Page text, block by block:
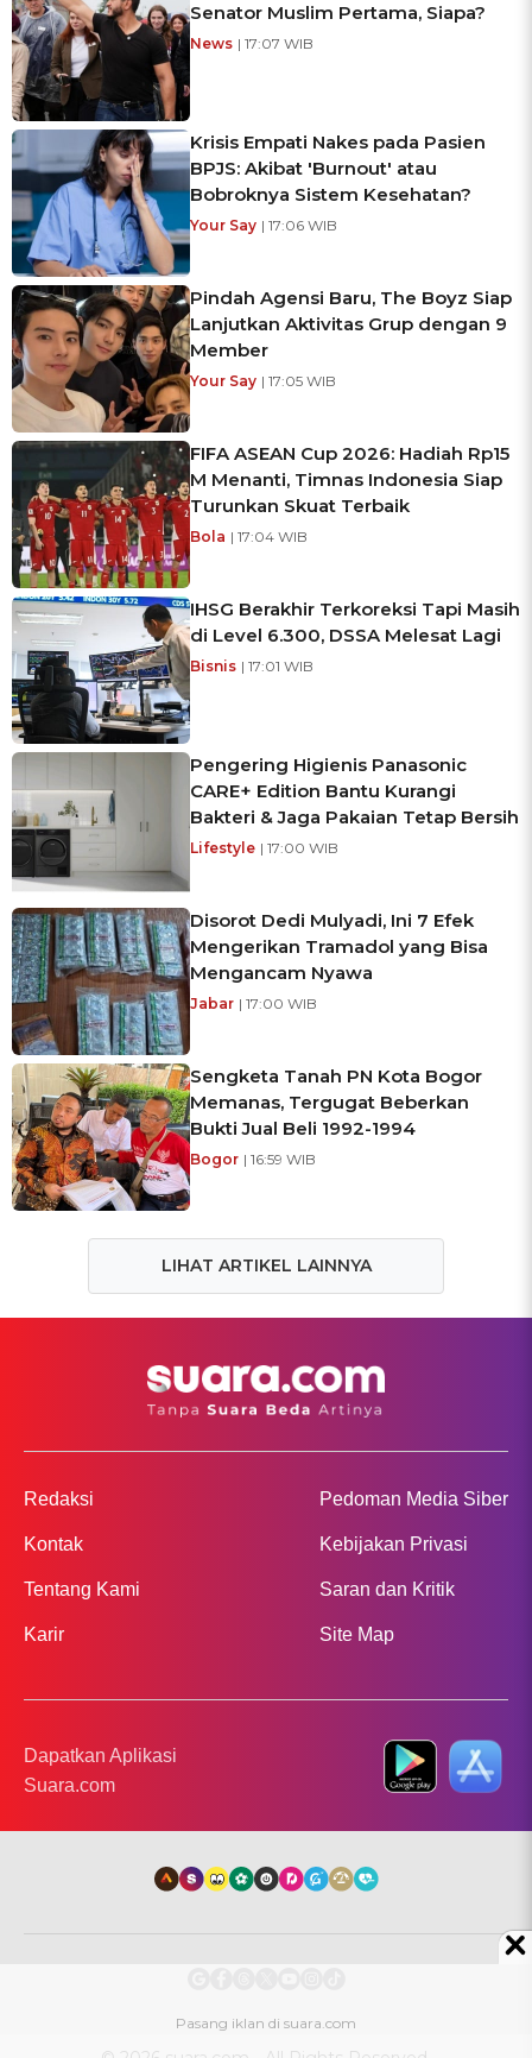
Senator Muslim Pertama, Siapa?
News | 17:07 WIB
Krisis Empati Nakes pada Pasien
BPJS: Akibat 'Burnout' atau
Bobroknya Sistem Kesehatan?
Your Say | 17:06 WIB
Pindah Agensi Baru, The Boyz Siap
Lanjutkan Aktivitas Grup dengan 9
Member
Your Say | 17:05 WIB
FIFA ASEAN Cup 2026: Hadiah Rp15
M Menanti, Timnas Indonesia Siap
Turunkan Skuat Terbaik
Bola | 17:04 WIB
IHSG Berakhir Terkoreksi Tapi Masih
di Level 6.300, DSSA Melesat Lagi
Bisnis | 17:01 WIB
Pengering Higienis Panasonic
CARE+ Edition Bantu Kurangi
Bakteri & Jaga Pakaian Tetap Bersih
Lifestyle | 17:00 WIB
Disorot Dedi Mulyadi, Ini 7 Efek
Mengerikan Tramadol yang Bisa
Mengancam Nyawa
Jabar | 17:00 WIB
Sengketa Tanah PN Kota Bogor
Memanas, Tergugat Beberkan
Bukti Jual Beli 1992-1994
Bogor | 16:59 WIB
LIHAT ARTIKEL LAINNYA
Redaksi
Kontak
Tentang Kami
Karir
Pedoman Media Siber
Kebijakan Privasi
Saran dan Kritik
Site Map
Dapatkan Aplikasi
Suara.com